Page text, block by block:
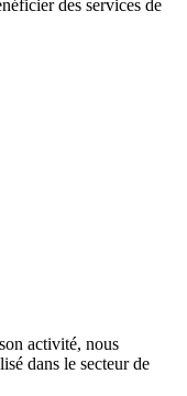
des services de
activité, nous
dans le secteur de